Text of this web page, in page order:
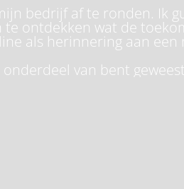
bedrijf af te ronden. Ik
ontdekken wat de
als herinnering aan een
van bent